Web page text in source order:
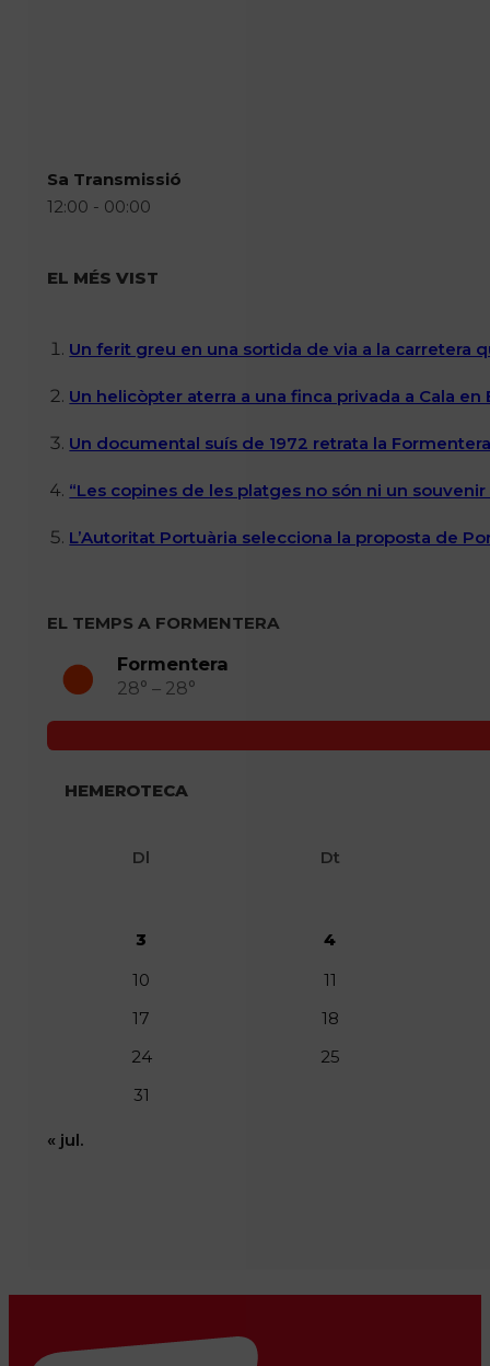
Sa Transmissió
12:00 - 00:00
EL MÉS VIST
Un ferit greu en una sortida de via a la carretera
Un helicòpter aterra a una finca privada a Cala
Un documental suís de 1972 retrata la
“Les copines de les platges no són ni un
L’Autoritat Portuària selecciona la proposta de
EL TEMPS A FORMENTERA
Formentera
28° – 28°
HEMEROTECA
Dl Dt
3
4
10
11
17
18
24
25
31
« jul.